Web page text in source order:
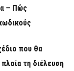
– Πώς
που θα
πλοία τη διέλευση